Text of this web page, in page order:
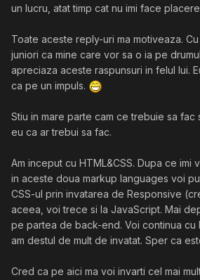
un lucru, atat timp cat nu imi face
Toate aceste reply-uri ma motiveaza.
juniori ca mine care vor sa o ia pe
apreciaza aceste raspunsuri in felul lui.
ca pe un impuls.
Stiu in mare parte cam ce trebuie sa
eu ca ar trebui sa fac.
Am inceput cu HTML&CSS. Dupa ce imi
in aceste doua markup languages voi
CSS-ul prin invatarea de Responsive
aceea, voi trece si la JavaScript. Mai
pe partea de back-end. Voi continua cu
am destul de mult de invatat. Sper ca
Cred ca pe aici ma voi invarti cel mai